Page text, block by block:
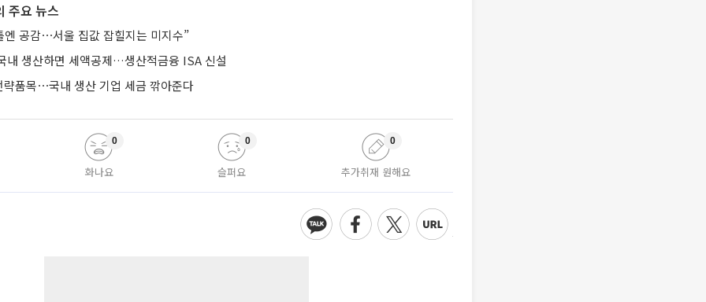
주요 뉴스
엔 공감⋯서울 집값 잡힐지는 미지수”
내 생산하면 세액공제…생산적금융 ISA 신설
략품목⋯국내 생산 기업 세금 깎아준다
화나요
0
슬퍼요
0
추가취재 원해요
0